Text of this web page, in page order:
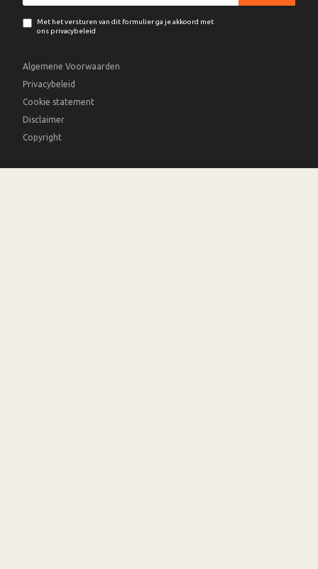
Met het versturen van dit formulier ga je akkoord met
ons privacybeleid
Algemene Voorwaarden
Privacybeleid
Cookie statement
Disclaimer
Copyright